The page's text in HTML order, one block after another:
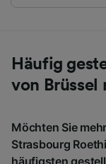
Häufig
von Brüssel
Möchten Sie
Strasbourg